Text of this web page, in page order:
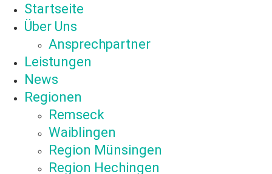
Startseite
Über Uns
Ansprechpartner
Leistungen
News
Regionen
Remseck
Waiblingen
Region Münsingen
Region Hechingen